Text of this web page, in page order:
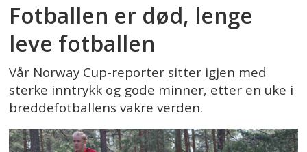
Fotballen er død, lenge
leve fotballen
Vår Norway Cup-reporter sitter igjen med
sterke inntrykk og gode minner, etter en uke i
breddefotballens vakre verden.